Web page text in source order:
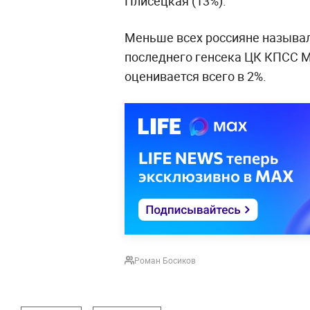
Меньше всех россияне
последнего генсека ЦК КПСС
оценивается всего в 2%.
Роман Босиков